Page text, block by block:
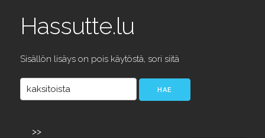
Hassutte.lu
Sisällön lisäys on pois käytöstä, sori siitä
>>